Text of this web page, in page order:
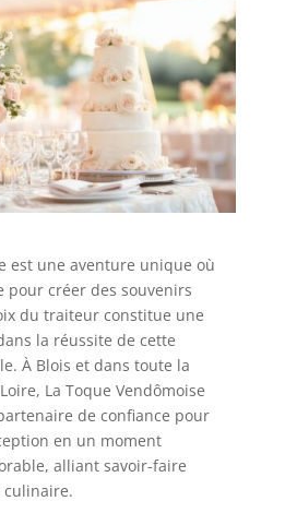
est une aventure unique où
pour créer des souvenirs
du traiteur constitue une
la réussite de cette
À Blois et dans toute la
La Toque Vendômoise
de confiance pour
en un moment
alliant savoir-faire